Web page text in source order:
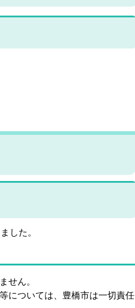
した。
せん。
については、豊橋市は一切責任